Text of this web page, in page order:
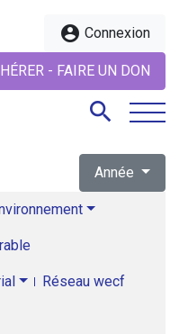
account_circle Connexion
- FAIRE UN DON
search
Année
Réseau wecf